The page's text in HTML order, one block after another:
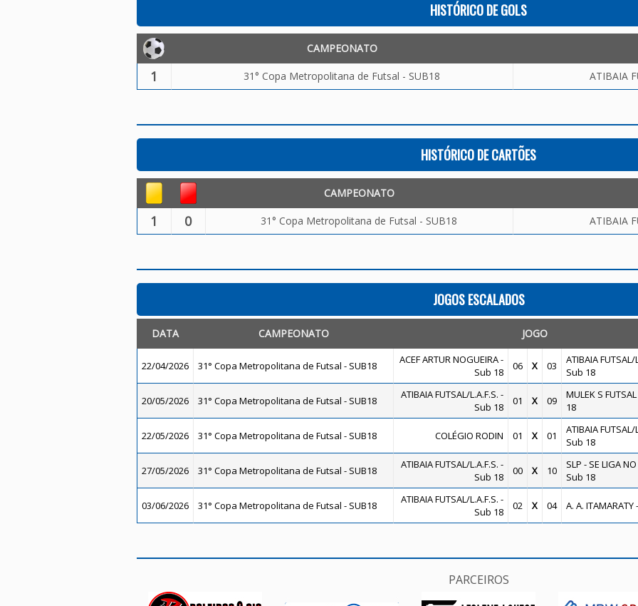
HISTÓRICO DE GOLS
CAMPEONATO
1 31° Copa Metropolitana de Futsal - SUB18 ATIBAIA
HISTÓRICO DE CARTÕES
CAMPEONATO
1 0 31° Copa Metropolitana de Futsal - SUB18 ATIBAIA
JOGOS ESCALADOS
DATA CAMPEONATO JOGO
22/04/2026 31° Copa Metropolitana de Futsal - SUB18
ACEF ARTUR NOGUEIRA -
Sub 18
06 X 03
ATIBAIA FUTSAL/
Sub 18
20/05/2026 31° Copa Metropolitana de Futsal - SUB18
ATIBAIA FUTSAL/L.A.F.S. -
Sub 18
01 X 09
MULEK S
18
22/05/2026 31° Copa Metropolitana de Futsal - SUB18 COLÉGIO RODIN 01 X 01
ATIBAIA FUTSAL/
Sub 18
27/05/2026 31° Copa Metropolitana de Futsal - SUB18
ATIBAIA FUTSAL/L.A.F.S. -
Sub 18
00 X 10
SLP - SE LIGA
Sub 18
03/06/2026 31° Copa Metropolitana de Futsal - SUB18
ATIBAIA FUTSAL/L.A.F.S. -
Sub 18
02 X 04 A. A.
PARCEIROS